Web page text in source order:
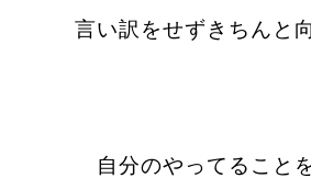
言い訳をせずきちんと
自分のやってること